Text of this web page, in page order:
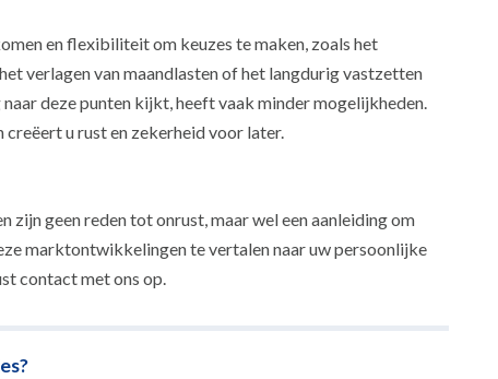
en flexibiliteit om keuzes te maken, zoals het
verlagen van maandlasten of het langdurig vastzetten
deze punten kijkt, heeft vaak minder mogelijkheden.
u rust en zekerheid voor later.
geen reden tot onrust, maar wel een aanleiding om
marktontwikkelingen te vertalen naar uw persoonlijke
contact met ons op.